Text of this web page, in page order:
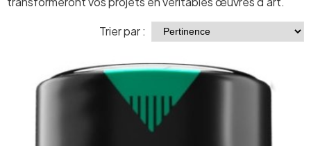
Trier par :